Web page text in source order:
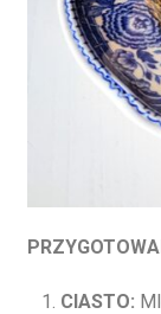
CIASTO: